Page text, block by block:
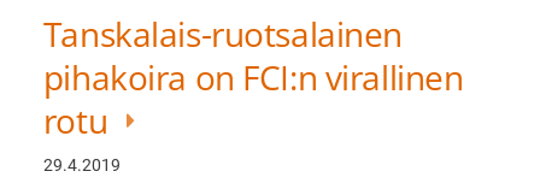
Tanskalais-ruotsalainen
pihakoira on FCI:n virallinen
rotu
29.4.2019